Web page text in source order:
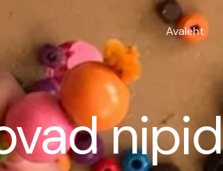
Avaleht
nipid